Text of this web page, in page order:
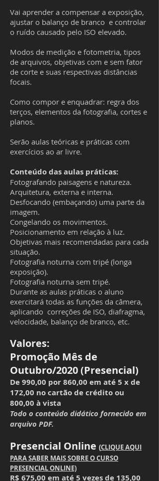
Vai aprender a compensar a exposição,
ajustar o balanço de branco e controlar
o ruído causado pelo ISO elevado.
Modos de medição e fotometria, tipos
de arquivos, objetivas com e sem fator
de corte e suas respectivas distâncias
focais.
Como compor e enquadrar: regra dos
terços, elementos da fotografia, cortes e
planos.
Serão aulas teóricas e práticas com
exercícios ao ar livre.
Conteúdo das aulas práticas:
Fotografando paisagens e natureza.
Arquitetura, externa e interna.
Desfocando (embaçando) uma parte da
imagem.
Congelando os movimentos.
Posicionamento em relação à luz.
Objetivas mais recomendadas para cada
situação.
Fotografia noturna com tripé (longa
exposição).
Fotografia noturna sem tripé.
Durante as aulas práticas o aluno
exercitará todas as funções da câmera,
aplicando correções de ISO, diafragma,
velocidade, balanço de branco, etc.
Valores:
Promoção Mês de
Outubro/2020 (Presencial)
De 990,00 por 860,00 em até 5 x de
172,00 no cartão de crédito ou
800,00 à vista
Todo o conteúdo didático fornecido em
arquivo PDF.
Presencial Online (CLIQUE AQUI
PARA SABER MAIS SOBRE O CURSO
PRESENCIAL ONLINE)
R$ 675,00 em até 5 vezes de 135,00